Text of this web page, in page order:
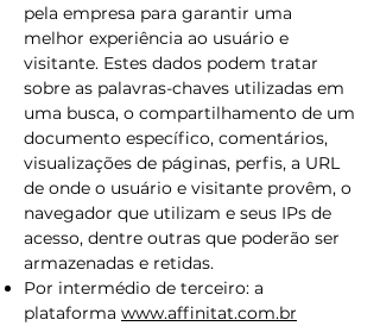
pela empresa para garantir uma
melhor experiência ao usuário e
visitante. Estes dados podem tratar
sobre as palavras-chaves utilizadas em
uma busca, o compartilhamento de um
documento específico, comentários,
visualizações de páginas, perfis, a URL
de onde o usuário e visitante provêm, o
navegador que utilizam e seus IPs de
acesso, dentre outras que poderão ser
armazenadas e retidas.
Por intermédio de terceiro: a
plataforma www.affinitat.com.br